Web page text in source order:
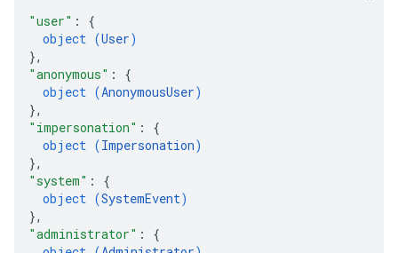
"user" : {
object (User)
},
"anonymous" : {
object (AnonymousUser)
},
"impersonation" : {
object (Impersonation)
},
"system" : {
object (SystemEvent)
},
"administrator" : {